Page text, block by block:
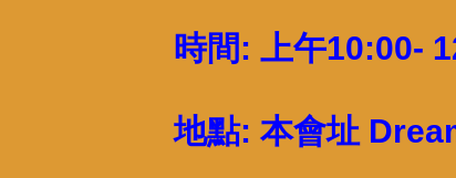
時間: 上午10:00-
地點: 本會址